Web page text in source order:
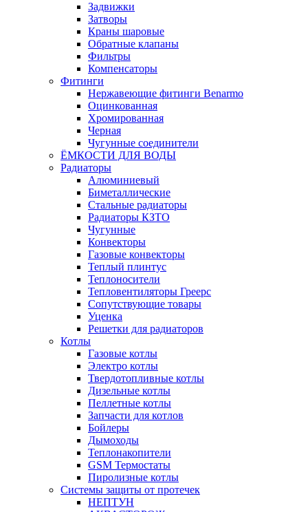
Задвижки
Затворы
Краны шаровые
Обратные клапаны
Фильтры
Компенсаторы
Фитинги
Нержавеющие фитинги Benarmo
Оцинкованная
Хромированная
Черная
Чугунные соединители
ЁМКОСТИ ДЛЯ ВОДЫ
Радиаторы
Алюминиевый
Биметаллические
Стальные радиаторы
Радиаторы КЗТО
Чугунные
Конвекторы
Газовые конвекторы
Теплый плинтус
Теплоносители
Тепловентиляторы Греерс
Сопутствующие товары
Уценка
Решетки для радиаторов
Котлы
Газовые котлы
Электро котлы
Твердотопливные котлы
Дизельные котлы
Пеллетные котлы
Запчасти для котлов
Бойлеры
Дымоходы
Теплонакопители
GSM Термостаты
Пиролизные котлы
Системы защиты от протечек
НЕПТУН